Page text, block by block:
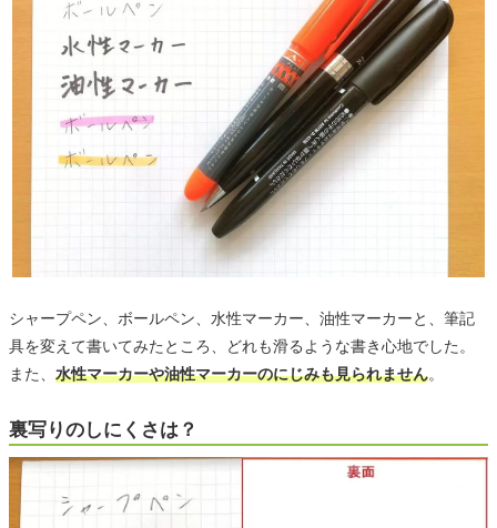
シャープペン、ボールペン、水性マーカー、油性マーカーと、筆記
具を変えて書いてみたところ、どれも滑るような書き心地でした。
また、 水性マーカーや油性マーカーのにじみも見られません。
裏写りのしにくさは？